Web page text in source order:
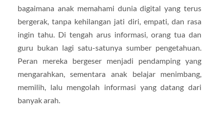
bagaimana anak memahami dunia digital yang terus
bergerak, tanpa kehilangan jati diri, empati, dan rasa
ingin tahu. Di tengah arus informasi, orang tua dan
guru bukan lagi satu-satunya sumber pengetahuan.
Peran mereka bergeser menjadi pendamping yang
mengarahkan, sementara anak belajar menimbang,
memilih, lalu mengolah informasi yang datang dari
banyak arah.